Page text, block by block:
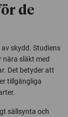
de
skydd. Studiens
släkt med
Det betyder att
tillgängliga
sällsynta och